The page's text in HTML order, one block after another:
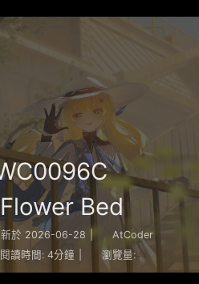
Bed
於 2026-06-28
AtCoder
閱讀時間: 4分鐘 瀏覽量: